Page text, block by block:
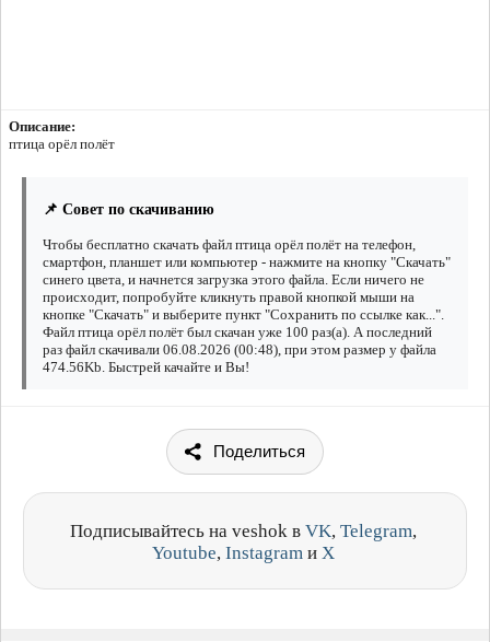
Описание:
птица орёл полёт
📌 Совет по скачиванию
Чтобы бесплатно скачать файл птица орёл полёт на телефон,
смартфон, планшет или компьютер - нажмите на кнопку "Скачать"
синего цвета, и начнется загрузка этого файла. Если ничего не
происходит, попробуйте кликнуть правой кнопкой мыши на
кнопке "Скачать" и выберите пункт "Сохранить по ссылке как...".
Файл птица орёл полёт был скачан уже 100 раз(а). А последний
раз файл скачивали 06.08.2026 (00:48), при этом размер у файла
474.56Kb. Быстрей качайте и Вы!
Поделиться
Подписывайтесь на veshok в VK, Telegram,
Youtube, Instagram и X